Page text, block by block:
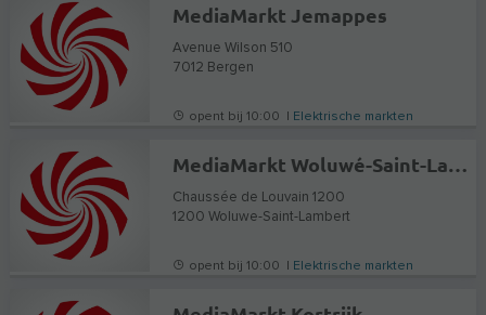
MediaMarkt Jemappes
Avenue Wilson 510
7012 Bergen
opent bij 10:00 | Elektrische markten
MediaMarkt Woluwé-Saint-Lambert
Chaussée de Louvain 1200
1200 Woluwe-Saint-Lambert
opent bij 10:00 | Elektrische markten